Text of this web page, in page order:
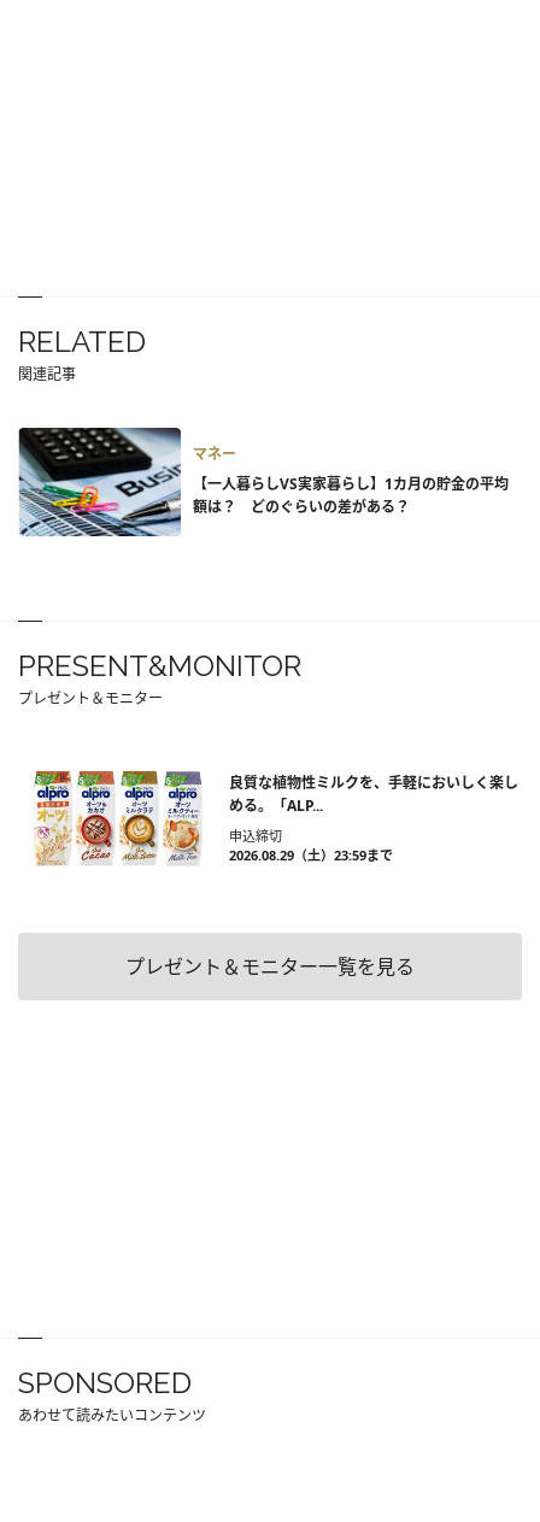
RELATED
関連記事
マネー
【一人暮らしVS実家暮らし】1カ月の貯金の平均
額は？ どのぐらいの差がある？
PRESENT&MONITOR
プレゼント＆モニター
良質な植物性ミルクを、手軽においしく楽し
める。「ALP...
申込締切
2026.08.29（土）23:59まで
プレゼント＆モニター一覧を見る
SPONSORED
あわせて読みたいコンテンツ